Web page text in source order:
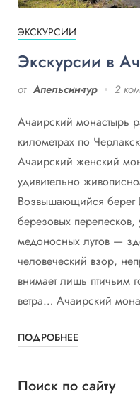
ЭКСКУРСИИ
Экскурсии в
от Апельсин-тур 2
Ачаирский монастырь
километрах по
Ачаирский женский
удивительно
Возвышающийся берег
березовых перелесков,
медоносных лугов —
человеческий взор,
внимает лишь птичьим
ветра… Ачаирский
ПОДРОБНЕЕ
Поиск по сайту